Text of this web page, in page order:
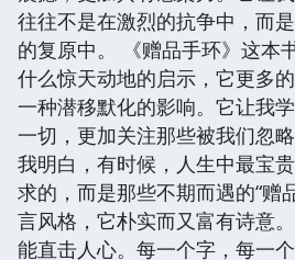
往往不是在激烈的抗争中，而
的复原中。 《赠品手环》这本
什么惊天动地的启示，它更多
一种潜移默化的影响。它让我
一切，更加关注那些被我们忽
我明白，有时候，人生中最宝
求的，而是那些不期而遇的“赠
言风格，它朴实而又富有诗意
能直击人心。每一个字，每一